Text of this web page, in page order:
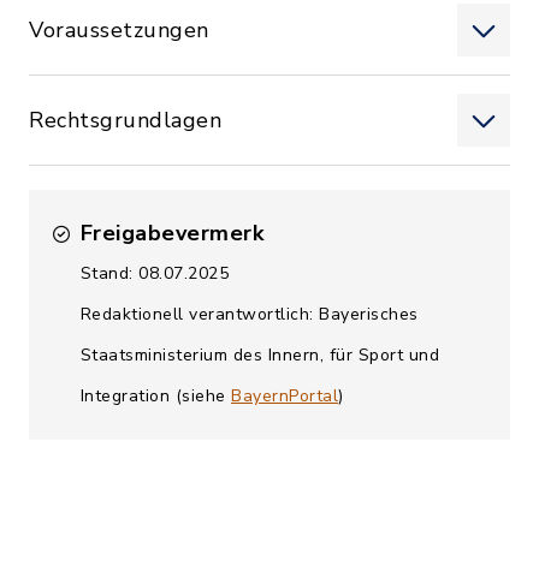
Voraussetzungen
Rechtsgrundlagen
Freigabevermerk
Stand: 08.07.2025
Redaktionell verantwortlich: Bayerisches
Staatsministerium des Innern, für Sport und
Integration (siehe BayernPortal)